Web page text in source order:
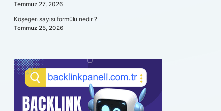
Temmuz 27, 2026
Köşegen sayısı formülü nedir ?
Temmuz 25, 2026